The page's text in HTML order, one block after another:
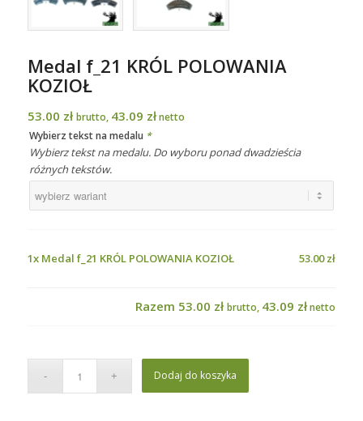
Medal f_21 KRÓL POLOWANIA
KOZIOŁ
53.00 zł brutto, 43.09 złnetto
Wybierz tekst na medalu *
Wybierz tekst na medalu. Do wyboru ponad dwadzieścia
różnych tekstów.
1x Medal f_21 KRÓL POLOWANIA KOZIOŁ 53.00 zł
Razem 53.00 zł brutto, 43.09 złnetto
Dodaj do koszyka